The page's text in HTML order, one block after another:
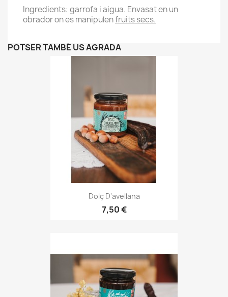
Ingredients: garrofa i aigua. Envasat en un
obrador on es manipulenfruits secs.
POTSER TAMBÉ US AGRADA
Dolç D'avellana
7,50 €